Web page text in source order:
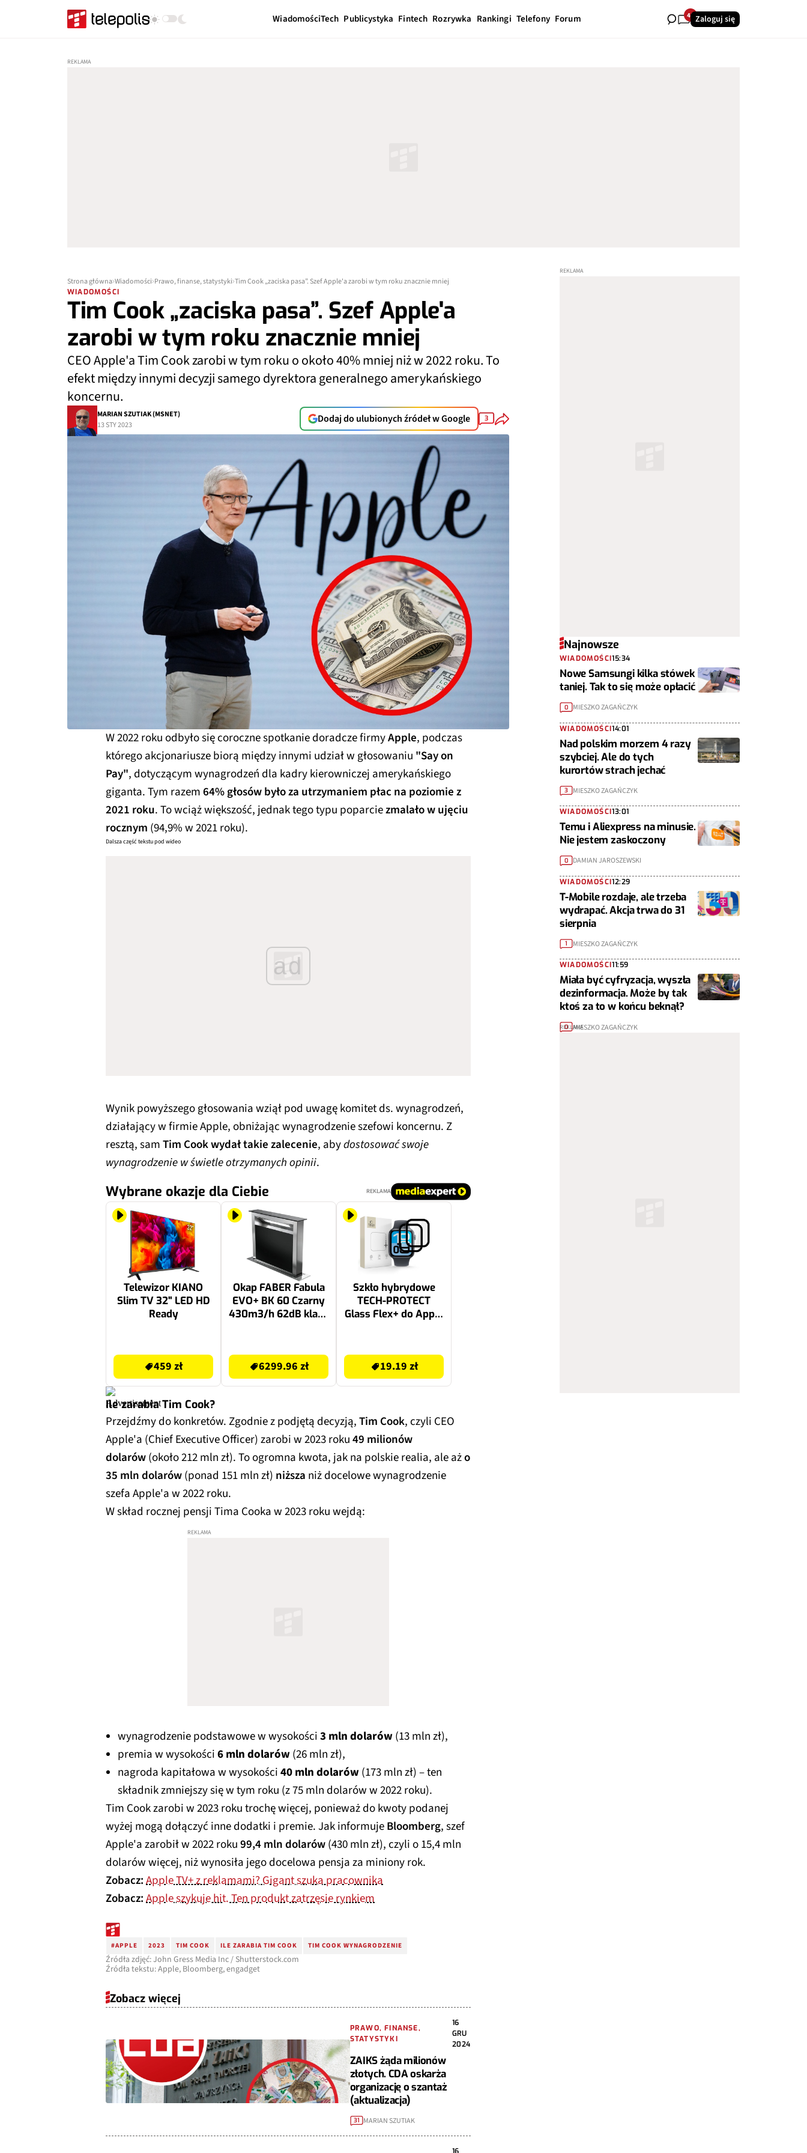
WiadomościTech Publicystyka Fintech Rozrywka Rankingi Telefony Forum 41Zaloguj się
Strona główna Wiadomości Prawo, finanse, statystyki Tim Cook „zaciska pasa”. Szef Apple'a zarobi w tym roku znacznie mniej
WIADOMOŚCI
Tim Cook „zaciska pasa”. Szef Apple'a
zarobi w tym roku znacznie mniej
CEO Apple'a Tim Cook zarobi w tym roku o około 40% mniej niż w 2022 roku. To
efekt między innymi decyzji samego dyrektora generalnego amerykańskiego
koncernu.
MARIAN SZUTIAK (MSNET)
13 STY 2023
Dodaj do ulubionych źródeł w Google 3
W 2022 roku odbyło się coroczne spotkanie doradcze firmyApple, podczas
którego akcjonariusze biorą między innymi udział w głosowaniu "Say on
Pay", dotyczącym wynagrodzeń dla kadry kierowniczej amerykańskiego
giganta. Tym razem64% głosów było za utrzymaniem płac na poziomie z
2021 roku. To wciąż większość, jednak tego typu poparciezmalało w ujęciu
rocznym (94,9% w 2021 roku).
Dalsza część tekstu pod wideo
ad
Wynik powyższego głosowania wziął pod uwagę komitet ds. wynagrodzeń,
działający w firmie Apple, obniżając wynagrodzenie szefowi koncernu. Z
resztą, samTim Cook wydał takie zalecenie, abydostosować swoje
wynagrodzenie w świetle otrzymanych opinii.
Wybrane okazje dla Ciebie REKLAMA
Telewizor KIANO
Slim TV 32" LED HD
Ready
459 zł
Okap FABER Fabula
EVO+ BK 60 Czarny
430m3/h 62dB klasa
6299.96 zł
Szkło hybrydowe
TECH-PROTECT
Glass Flex+ do Apple
(2 szt.)
19.19 zł
Ile zarabia Tim Cook?
Przejdźmy do konkretów. Zgodnie z podjętą decyzją,Tim Cook, czyli CEO
Apple'a (Chief Executive Officer) zarobi w 2023 roku49 milionów
dolarów(około 212 mln zł). To ogromna kwota, jak na polskie realia, ale ażo
35 mln dolarów(ponad 151 mln zł) niższa niż docelowe wynagrodzenie
szefa Apple'a w 2022 roku.
W skład rocznej pensji Tima Cooka w 2023 roku wejdą:
wynagrodzenie podstawowe w wysokości3 mln dolarów(13 mln zł),
premia w wysokości6 mln dolarów(26 mln zł),
nagroda kapitałowa w wysokości40 mln dolarów(173 mln zł) – ten
składnik zmniejszy się w tym roku (z 75 mln dolarów w 2022 roku).
Tim Cook zarobi w 2023 roku trochę więcej, ponieważ do kwoty podanej
wyżej mogą dołączyć inne dodatki i premie. Jak informujeBloomberg, szef
Apple'a zarobił w 2022 roku99,4 mln dolarów(430 mln zł), czyli o 15,4 mln
dolarów więcej, niż wynosiła jego docelowa pensja za miniony rok.
Zobacz:Apple TV+ z reklamami? Gigant szuka pracownika
Zobacz:Apple szykuje hit. Ten produkt zatrzęsie rynkiem
#APPLE 2023 TIM COOK ILE ZARABIA TIM COOK TIM COOK WYNAGRODZENIE
Źródła zdjęć: John Gress Media Inc / Shutterstock.com
Źródła tekstu: Apple, Bloomberg, engadget
Zobacz więcej
PRAWO, FINANSE,
STATYSTYKI
16
GRU
2024
ZAIKS żąda milionów
złotych. CDA oskarża
organizację o szantaż
(aktualizacja)
31 MARIAN SZUTIAK
Najnowsze
WIADOMOŚCI15:34
Nowe Samsungi kilka stówek
taniej. Tak to się może opłacić
0 MIESZKO ZAGAŃCZYK
WIADOMOŚCI14:01
Nad polskim morzem 4 razy
szybciej. Ale do tych
kurortów strach jechać
3 MIESZKO ZAGAŃCZYK
WIADOMOŚCI13:01
Temu i Aliexpress na minusie.
Nie jestem zaskoczony
0 DAMIAN JAROSZEWSKI
WIADOMOŚCI12:29
T-Mobile rozdaje, ale trzeba
wydrapać. Akcja trwa do 31
sierpnia
1 MIESZKO ZAGAŃCZYK
WIADOMOŚCI11:59
Miała być cyfryzacja, wyszła
dezinformacja. Może by tak
ktoś za to w końcu beknął?
0 MIESZKO ZAGAŃCZYK